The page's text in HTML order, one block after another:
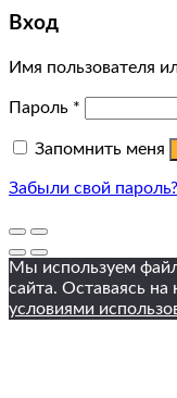
Вход
Имя пользователя
Пароль *
Запомнить меня
Забыли свой пароль?
Мы используем
сайта. Оставаясь
условиями